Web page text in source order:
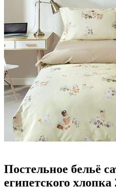
Постельное бельё
египетского хлопка